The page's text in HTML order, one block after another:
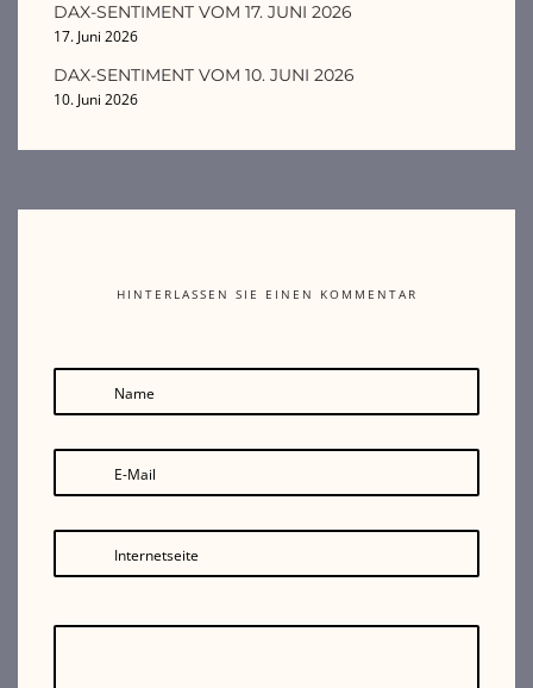
DAX-SENTIMENT VOM 17. JUNI 2026
17. Juni 2026
DAX-SENTIMENT VOM 10. JUNI 2026
10. Juni 2026
HINTERLASSEN SIE EINEN KOMMENTAR
Name
E-Mail
Internetseite